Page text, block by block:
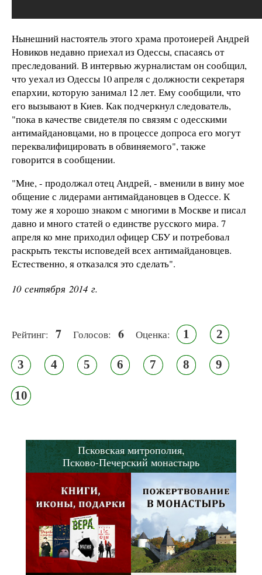
Нынешний настоятель этого храма протоиерей Андрей
Новиков недавно приехал из Одессы, спасаясь от
преследований. В интервью журналистам он сообщил,
что уехал из Одессы 10 апреля с должности секретаря
епархии, которую занимал 12 лет. Ему сообщили, что
его вызывают в Киев. Как подчеркнул следователь,
"пока в качестве свидетеля по связям с одесскими
антимайдановцами, но в процессе допроса его могут
переквалифицировать в обвиняемого", также
говорится в сообщении.
"Мне, - продолжал отец Андрей, - вменили в вину мое
общение с лидерами антимайдановцев в Одессе. К
тому же я хорошо знаком с многими в Москве и писал
давно и много статей о единстве русского мира. 7
апреля ко мне приходил офицер СБУ и потребовал
раскрыть тексты исповедей всех антимайдановцев.
Естественно, я отказался это сделать".
10 сентября 2014 г.
Рейтинг: 7 Голосов: 6 Оценка: 1 2
3 4 5 6 7 8 9
10
Псковская митрополия,
Псково-Печерский монастырь